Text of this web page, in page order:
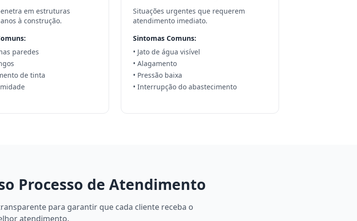
em estruturas
à construção.
paredes
de tinta
Situações urgentes que requerem
atendimento imediato.
Sintomas Comuns:
• Jato de água visível
• Alagamento
• Pressão baixa
• Interrupção do abastecimento
Processo de Atendimento
para garantir que cada cliente receba o
atendimento.